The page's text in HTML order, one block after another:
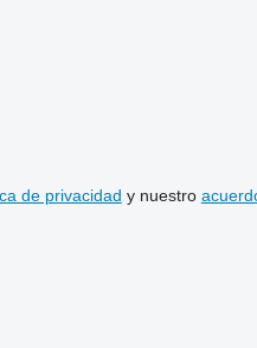
de privacidad y nuestro